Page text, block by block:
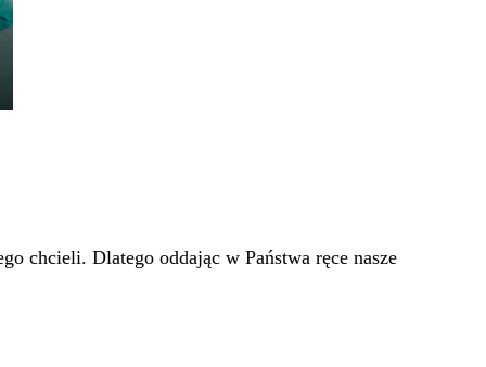
chcieli. Dlatego oddając w Państwa ręce nasze